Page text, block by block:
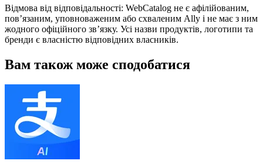
Відмова від відповідальності: WebCatalog не є афілійованим,
пов’язаним, уповноваженим або схваленим Ally і не має з ним
жодного офіційного зв’язку. Усі назви продуктів, логотипи та
бренди є власністю відповідних власників.
Вам також може сподобатися